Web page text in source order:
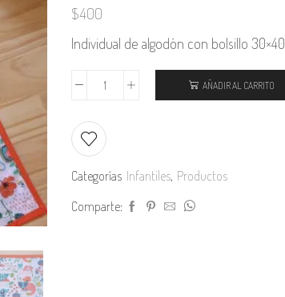
$400
Individual de algodón con bolsillo 30×40
Individual
estampado
AÑADIR AL CARRITO
Categorías Infantiles, Productos
Comparte: